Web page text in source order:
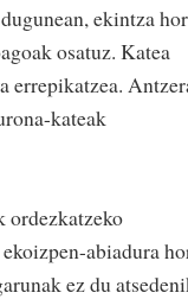
ekintza
osatuz. Katea
errepikatzea.
kateak
ordezkatzeko
abiadura
ez du